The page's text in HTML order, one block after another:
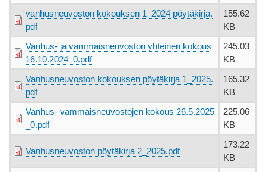
vanhusneuvoston kokouksen 1_2024 pöytäkirja.
pdf
155.62
KB
Vanhus- ja vammaisneuvoston yhteinen kokous
16.10.2024_0.pdf
245.03
KB
Vanhusneuvoston kokouksen pöytäkirja 1_2025.
pdf
165.32
KB
Vanhus- vammaisneuvostojen kokous 26.5.2025
_0.pdf
225.06
KB
Vanhusneuvoston pöytäkirja 2_2025.pdf
173.22
KB